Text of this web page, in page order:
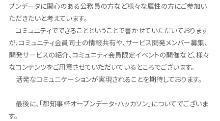
プンデータに関心のある公務員の方など様々な属性の方にご参加い
ただきたいと考えています。
コミュニティでできることということで書かせていただいております
が、コミュニティ会員同士の情報共有や、サービス開発メンバー募集、
開発サービスの紹介、コミュニティ会員限定イベントの開催など、様々
なコンテンツをご用意させていただいているところでございます。
活発なコミュニケーションが実現されることを期待しております。
最後に、「都知事杯オープンデータ・ハッカソン」についてでございま
す。